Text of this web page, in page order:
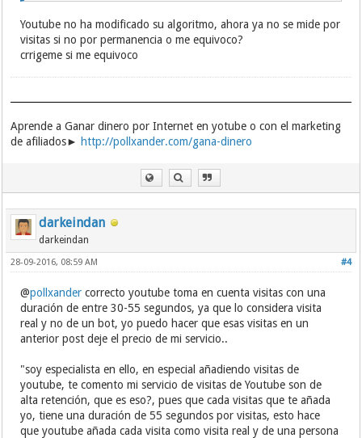
Youtube no ha modificado su algoritmo, ahora ya no se mide por
visitas si no por permanencia o me equivoco?
crrigeme si me equivoco
Aprende a Ganar dinero por Internet en yotube o con el marketing
de afiliados► http://pollxander.com/gana-dinero
darkeindan
darkeindan
#4
28-09-2016, 08:59 AM
@pollxander correcto youtube toma en cuenta visitas con una
duración de entre 30-55 segundos, ya que lo considera visita
real y no de un bot, yo puedo hacer que esas visitas en un
anterior post deje el precio de mi servicio..
"soy especialista en ello, en especial añadiendo visitas de
youtube, te comento mi servicio de visitas de Youtube son de
alta retención, que es eso?, pues que cada visitas que te añada
yo, tiene una duración de 55 segundos por visitas, esto hace
que youtube añada cada visita como visita real y de una persona